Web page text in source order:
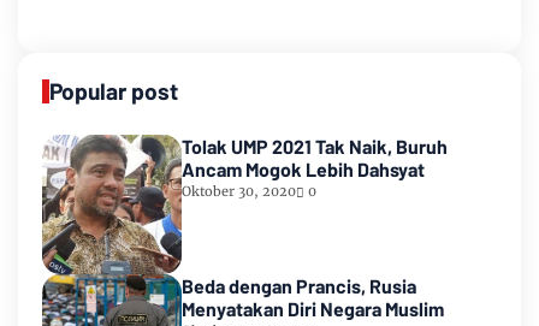
Popular post
Tolak UMP 2021 Tak Naik, Buruh
Ancam Mogok Lebih Dahsyat
Oktober 30, 2020 0
Beda dengan Prancis, Rusia
Menyatakan Diri Negara Muslim